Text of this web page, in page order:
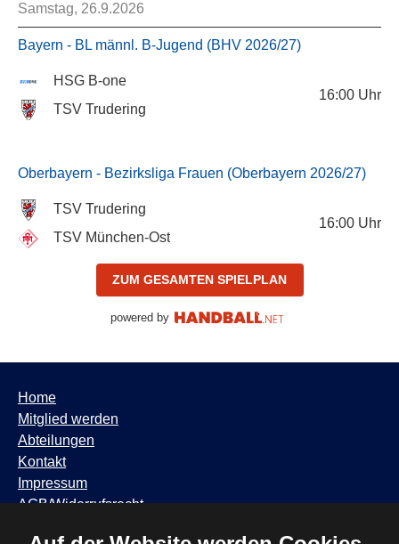
Samstag, 26.9.2026
Bayern - BL männl. B-Jugend (BHV 2026/27)
HSG B-one
TSV Trudering
16:00 Uhr
Oberbayern - Bezirksliga Frauen (Oberbayern 2026/27)
TSV Trudering
TSV München-Ost
16:00 Uhr
ZUM GESAMTEN SPIELPLAN
powered by
Home
Mitglied werden
Abteilungen
Kontakt
Impressum
AGB/Widerrufsrecht